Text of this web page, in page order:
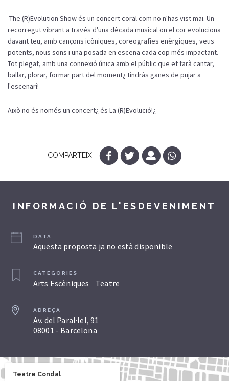
The (R)Evolution Show és un concert coral com no n'has vist mai. Un
recorregut vibrant a través d'una dècada musical on el cor evoluciona
davant teu, amb cançons icòniques, coreografies enèrgiques, veus
potents, nous sons i una posada en escena cada cop més impactant.
Tot plegat, amb una connexió única amb el públic que et farà cantar,
ballar, plorar, formar part del moment¿ tindràs ganes de pujar a
l'escenari!
Això no és només un concert¿ és La (R)Evolució!¿
COMPARTEIX
INFORMACIÓ DE L'ESDEVENIMENT
DATA
Aquesta proposta ja no està disponible
CATEGORIES
Arts Escèniques Teatre
ADREÇA
Av. del Paral·lel, 91
08001 - Barcelona
Teatre Condal